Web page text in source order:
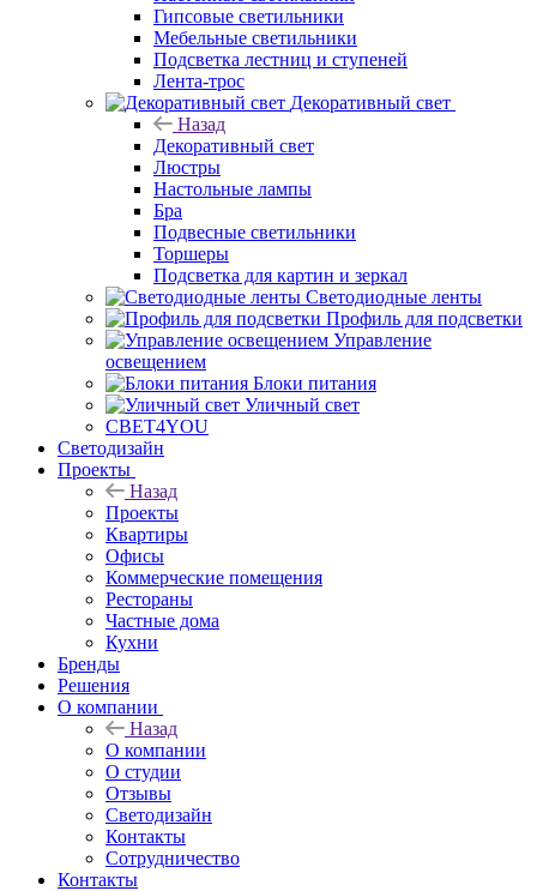
Гипсовые светильники
Мебельные светильники
Подсветка лестниц и ступеней
Лента-трос
Декоративный свет
Назад
Декоративный свет
Люстры
Настольные лампы
Бра
Подвесные светильники
Торшеры
Подсветка для картин и зеркал
Светодиодные ленты
Профиль для подсветки
Управление
освещением
Блоки питания
Уличный свет
СВЕТ4YOU
Светодизайн
Проекты
Назад
Проекты
Квартиры
Офисы
Коммерческие помещения
Рестораны
Частные дома
Кухни
Бренды
Решения
О компании
Назад
О компании
О студии
Отзывы
Светодизайн
Контакты
Сотрудничество
Контакты